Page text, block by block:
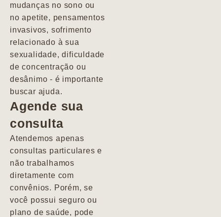
mudanças no sono ou
no apetite, pensamentos
invasivos, sofrimento
relacionado à sua
sexualidade, dificuldade
de concentração ou
desânimo - é importante
buscar ajuda.
Agende sua
consulta
Atendemos apenas
consultas particulares e
não trabalhamos
diretamente com
convênios. Porém, se
você possui seguro ou
plano de saúde, pode